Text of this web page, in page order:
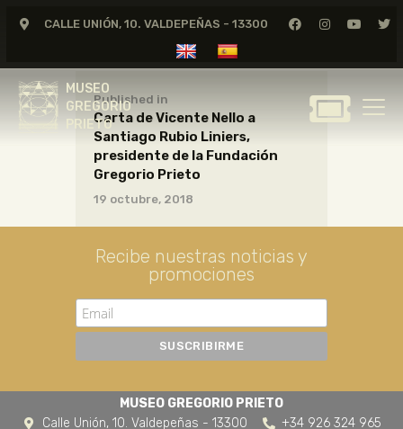
CALLE UNIÓN, 10. VALDEPEÑAS - 13300
MUSEO
GREGORIO
PRIETO
MUSEO
GREGORIO
GREGORIO PRIETO
MUSEO
ARCHIVO
CERTAMEN DE DIBUJO
FUNDACIÓN
NOTICIAS
Published in
Carta de Vicente Nello a
Santiago Rubio Liniers,
presidente de la Fundación
Gregorio Prieto
19 octubre, 2018
Recibe nuestras noticias y
promociones
MUSEO GREGORIO PRIETO
Calle Unión, 10. Valdepeñas - 13300
+34 926 324 965